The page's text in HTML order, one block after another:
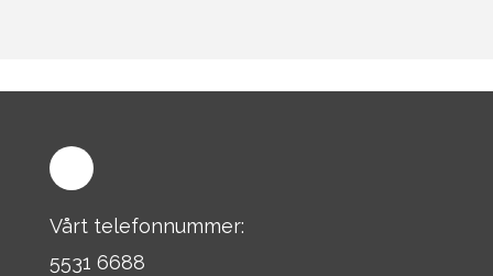
Vårt telefonnummer:
5531 6688